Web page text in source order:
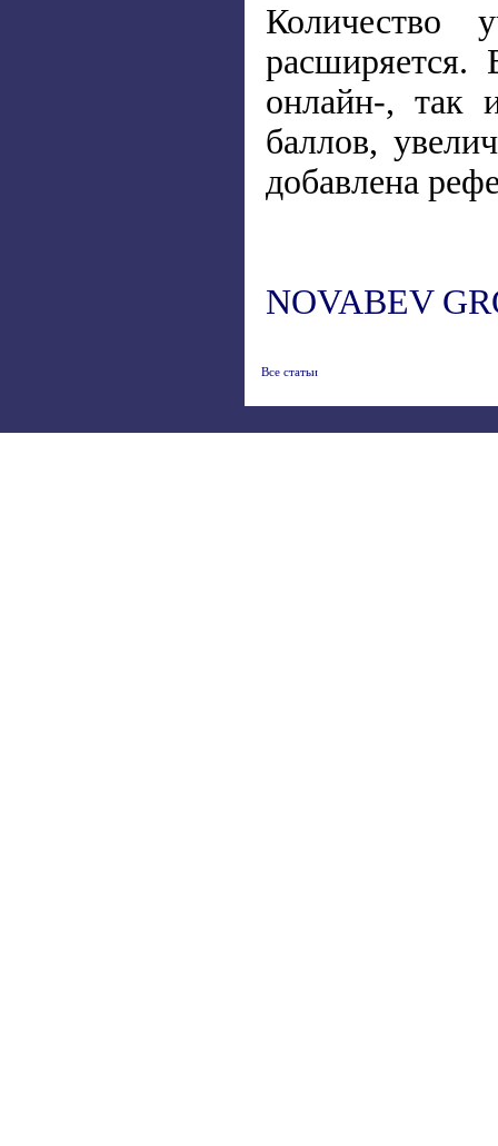
Количество
расширяется.
онлайн-, так
баллов,
добавлена
NOVABEV
Все статьи